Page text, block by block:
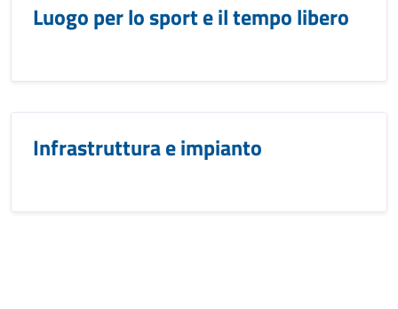
Luogo per lo sport e il tempo libero
Infrastruttura e impianto